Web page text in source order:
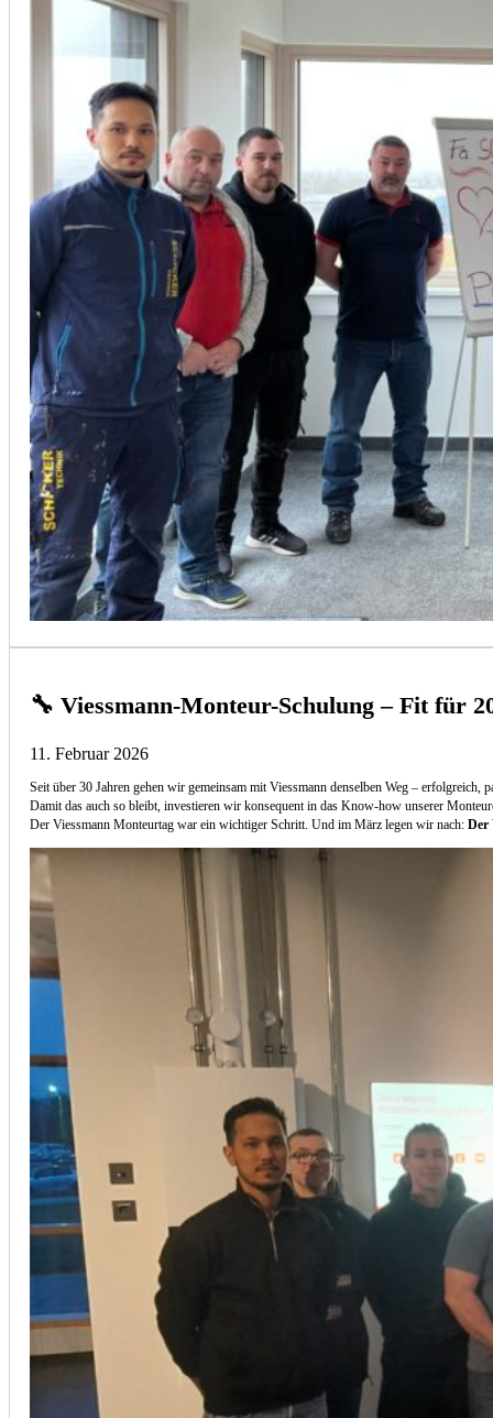
🔧 Viessmann-Monteur-Schulung – Fit für
11. Februar 2026
Seit über 30 Jahren gehen wir gemeinsam mit Viessmann denselben Weg – erfolgreich,
Damit das auch so bleibt, investieren wir konsequent in das Know-how unserer
Der Viessmann Monteurtag war ein wichtiger Schritt. Und im März legen wir nach:Der
Installation von Klimaanlagen
SERVICE
Wir legen großen Wert auf Qualität und
Kundenzufriedenheit. Bei der Installation von
Klimaanlagen verwenden wir nur hochwertige
Produkte führender Hersteller und gewährleisten,
dass jede Installation nicht nur effizient, sondern
auch energieeinsparend ist.